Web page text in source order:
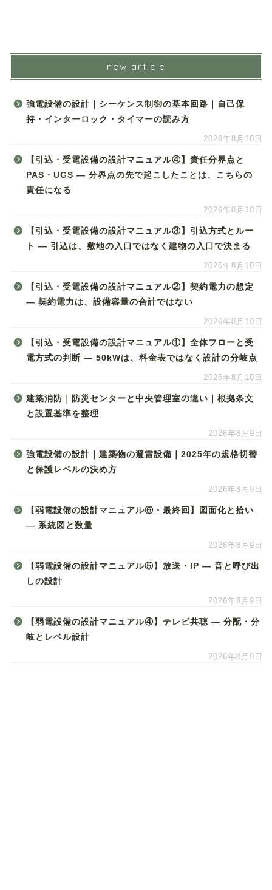
new article
強電設備の設計｜シーケンス制御の基本回路｜自己保
持・インターロック・タイマーの読み方
2026年8月10日
【引込・受電設備の設計マニュアル④】責任分界点と
PAS・UGS ― 分界点の先で起こしたことは、こちらの
責任になる
2026年8月10日
【引込・受電設備の設計マニュアル③】引込方式とルー
ト ― 引込は、敷地の入口ではなく建物の入口で決まる
2026年8月10日
【引込・受電設備の設計マニュアル②】契約電力の想定
― 契約電力は、設備容量の合計ではない
2026年8月10日
【引込・受電設備の設計マニュアル①】全体フローと受
電方式の判断 ― 50kWは、料金表ではなく設計の分岐点
2026年8月10日
建築消防｜防災センターと中央管理室の違い｜根拠条文
と設置基準を整理
2026年8月9日
強電設備の設計｜建築物の避雷設備｜2025年の規格切替
と保護レベルの決め方
2026年8月9日
【弱電設備の設計マニュアル⑥・最終回】図面化と拾い
― 系統図と数量
2026年8月9日
【弱電設備の設計マニュアル⑤】放送・IP ― 音と呼び出
しの設計
2026年8月9日
【弱電設備の設計マニュアル④】テレビ共聴 ― 分配・分
岐とレベル設計
2026年8月9日